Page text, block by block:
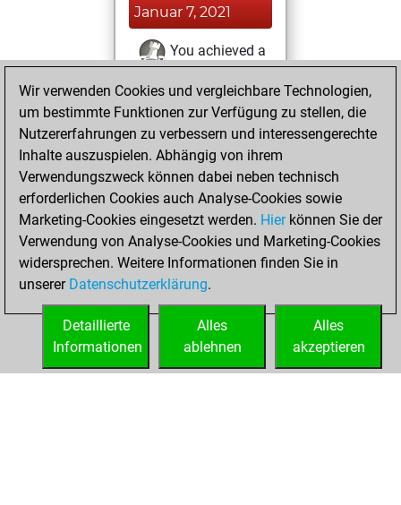
Januar 7, 2021
You achieved a
Fritz
You
achieved a new Elo
of 1610
Mittwoch, Januar
6, 2021
You won
against Fritz
Fritz
You created
your Fritz account
Wir verwenden Cookies und vergleichbare Technologien,
um bestimmte Funktionen zur Verfügung zu stellen, die
Nutzererfahrungen zu verbessern und interessengerechte
Inhalte auszuspielen. Abhängig von ihrem
Verwendungszweck können dabei neben technisch
erforderlichen Cookies auch Analyse-Cookies sowie
Marketing-Cookies eingesetzt werden. Hierkönnen Sie der
Verwendung von Analyse-Cookies und Marketing-Cookies
widersprechen. Weitere Informationen finden Sie in
unserer Datenschutzerklärung.
Alles
akzeptieren
Alles
ablehnen
Detaillierte
Informationen